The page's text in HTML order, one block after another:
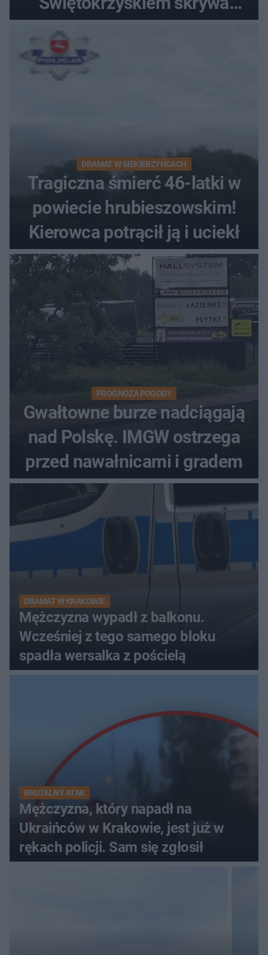
zabytki, bywał tu nawet król
DRAMAT W SIEKIERZYŃCACH
Tragiczna śmierć 46-latki w
powiecie hrubieszowskim!
Kierowca potrącił ją i uciekł
PROGNOZA POGODY
Gwałtowne burze nadciągają
nad Polskę. IMGW ostrzega
przed nawałnicami i gradem
DRAMAT W KRAKOWIE
Mężczyzna wypadł z balkonu.
Wcześniej z tego samego bloku
spadła wersalka z pościelą
BRUTALNY ATAK
Mężczyzna, który napadł na
Ukraińców w Krakowie, jest już w
rękach policji. Sam się zgłosił